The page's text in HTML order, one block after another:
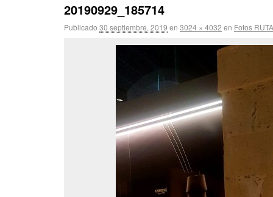
20190929_185714
Publicado 30 septiembre, 2019 en 3024 × 4032 en Fotos